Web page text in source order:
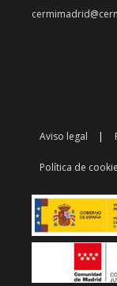
Aviso legal
Política de